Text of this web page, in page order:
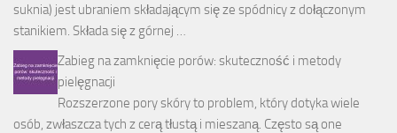
suknia) jest ubraniem składającym się ze spódnicy z dołączonym
stanikiem. Składa się z górnej …
Zabieg na zamknięcie porów: skuteczność i metody
pielęgnacji
Rozszerzone pory skóry to problem, który dotyka wiele
osób, zwłaszcza tych z cerą tłustą i mieszaną. Często są one